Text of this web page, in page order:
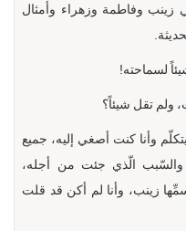
زينب وفاطمة وزهراء وأمثال
لسماحته!
ولم تقل شيئاً؟
وأنا كنت أصغي إليه، جميع
الّذي جئت من أجله،
زينب، وأنا لم أكن قد قلت